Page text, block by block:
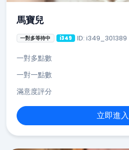
馬寶兒
一對多等待中 i349 ID: i349_301389
一對多點數
一對一點數
滿意度評分
立即進入